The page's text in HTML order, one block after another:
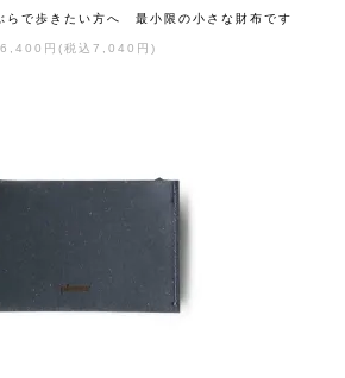
らで歩きたい方へ 最小限の小さな財布です
6,400円(税込7,040円)